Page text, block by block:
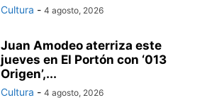
Cultura - 4 agosto, 2026
Juan Amodeo aterriza este
jueves en El Portón con ‘013
Origen’,...
Cultura - 4 agosto, 2026